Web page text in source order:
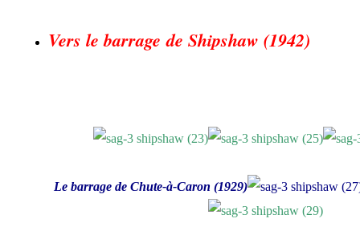
Vers le barrage de Shipshaw (1942)
Le barrage de Chute-à-Caron (1929)